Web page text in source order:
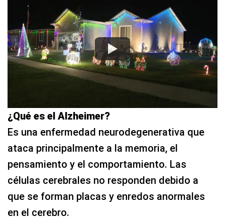
¿Qué es el Alzheimer?
Es una enfermedad neurodegenerativa que
ataca principalmente a la memoria, el
pensamiento y el comportamiento. Las
células cerebrales no responden debido a
que se forman placas y enredos anormales
en el cerebro.